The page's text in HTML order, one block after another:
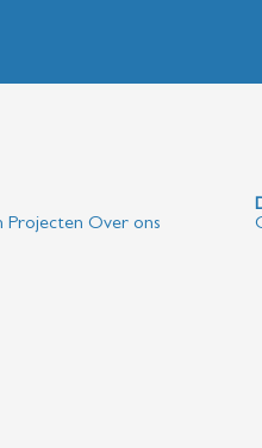
Projecten Over ons